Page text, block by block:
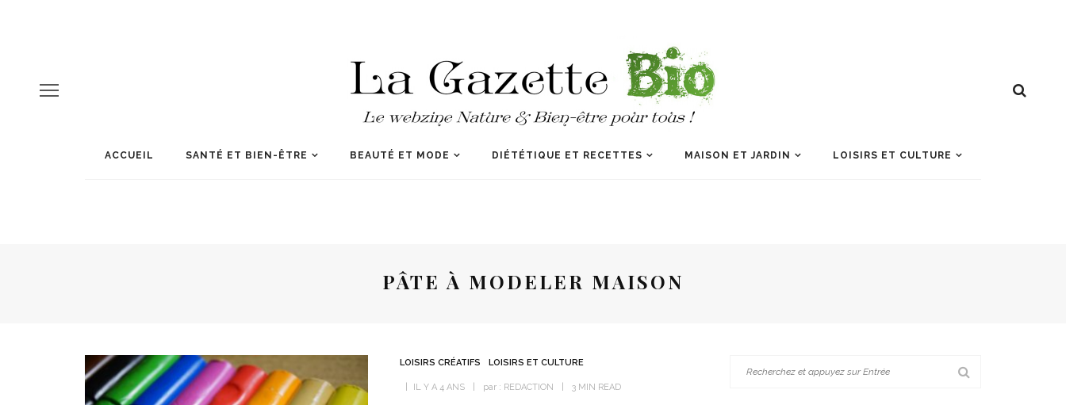
ACCUEIL SANTÉ ET BIEN-ÊTRE BEAUTÉ ET MODE DIÉTÉTIQUE ET RECETTES MAISON ET JARDIN LOISIRS ET CULTURE
PÂTE À MODELER MAISON
LOISIRS CRÉATIFS LOISIRS ET CULTURE
IL Y A 4 ANS par : REDACTION 3 MIN READ